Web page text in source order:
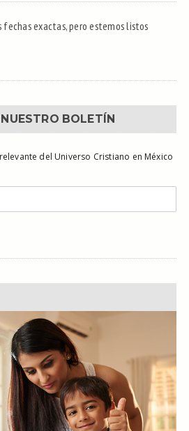
fechas exactas, pero estemos listos
BOLETÍN
del Universo Cristiano en México